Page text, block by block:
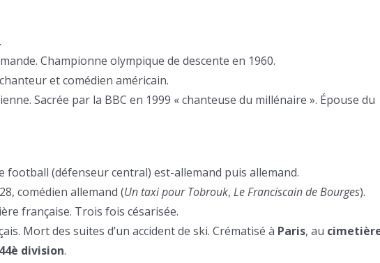
Championne olympique de descente en 1960.
et comédien américain.
Sacrée par la BBC en 1999 « chanteuse du millénaire ». Épouse du
football (défenseur central) est-allemand puis allemand.
comédien allemand (Un taxi pour Tobrouk, Le Franciscain de Bourges).
française. Trois fois césarisée.
Mort des suites d’un accident de ski. Crématisé à Paris, au
44è division.